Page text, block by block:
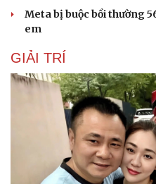
Văn hóa
Văn học
Âm nhạc
Di sản
Meta bị buộc bồi thường
em
GIẢI TRÍ